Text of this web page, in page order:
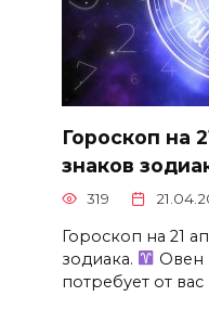
Гороскоп на
знаков
319
Гороскоп на 21
зодиака.
Овен
потребует от